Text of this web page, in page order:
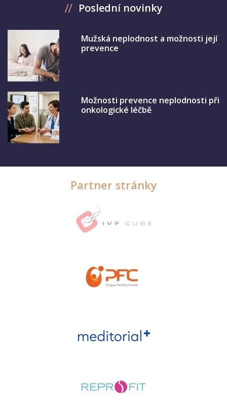
Poslední novinky
Mužská neplodnost a možnosti její
prevence
Možnosti prevence neplodnosti při
onkologické léčbě
Partner stránky